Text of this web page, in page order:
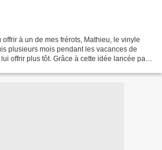
offrir à un de mes frérots, Mathieu, le vinyle
plusieurs mois pendant les vacances de
offrir plus tôt. Grâce à cette idée lancée par